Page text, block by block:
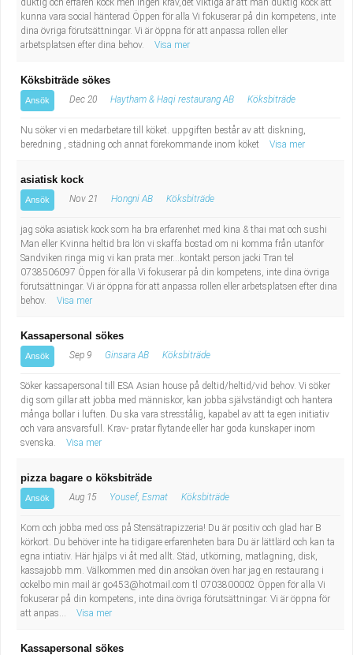
duktig och erfaren kock men ingen krav,det viktiga är att man duktig kock att
kunna vara social hänterad Öppen för alla Vi fokuserar på din kompetens, inte
dina övriga förutsättningar. Vi är öppna för att anpassa rollen eller
arbetsplatsen efter dina behov.
Visa mer
Köksbiträde sökes
Ansök Dec 20 Haytham & Haqi restaurang AB Köksbiträde
Nu söker vi en medarbetare till köket. uppgiften består av att diskning,
beredning , städning och annat förekommande inom köket
Visa mer
asiatisk kock
Ansök Nov 21 Hongni AB Köksbiträde
jag söka asiatisk kock som ha bra erfarenhet med kina & thai mat och sushi
Man eller Kvinna heltid bra lön vi skaffa bostad om ni komma från utanför
Sandviken ringa mig vi kan prata mer...kontakt person jacki Tran tel
0738506097 Öppen för alla Vi fokuserar på din kompetens, inte dina övriga
förutsättningar. Vi är öppna för att anpassa rollen eller arbetsplatsen efter dina
behov.
Visa mer
Kassapersonal sökes
Ansök Sep 9 Ginsara AB Köksbiträde
Söker kassapersonal till ESA Asian house på deltid/heltid/vid behov. Vi söker
dig som gillar att jobba med människor, kan jobba självständigt och hantera
många bollar i luften. Du ska vara stresstålig, kapabel av att ta egen initiativ
och vara ansvarsfull. Krav- pratar flytande eller har goda kunskaper inom
svenska.
Visa mer
pizza bagare o köksbiträde
Ansök Aug 15 Yousef, Esmat Köksbiträde
Kom och jobba med oss på Stensätrapizzeria! Du är positiv och glad har B
körkort. Du behöver inte ha tidigare erfarenheten bara Du är lättlärd och kan ta
egna intiativ. Här hjälps vi åt med allt. Städ, utkörning, matlagning, disk,
kassajobb mm. Välkommen med din ansökan öven har jag en restaurang i
ockelbo min mail är go453@hotmail.com tl 0703800002 Öppen för alla Vi
fokuserar på din kompetens, inte dina övriga förutsättningar. Vi är öppna för
att anpas...
Visa mer
Kassapersonal sökes